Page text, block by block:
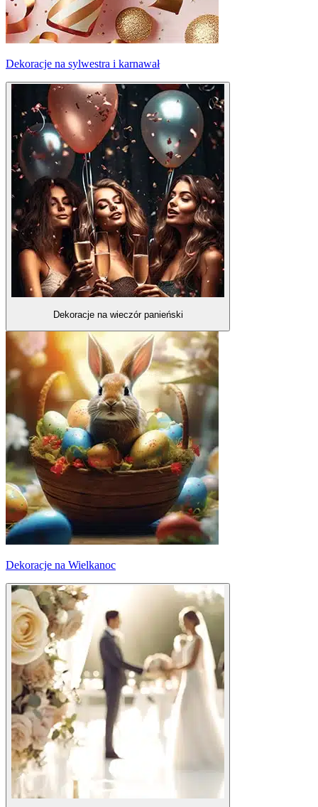
Dekoracje na sylwestra i karnawał
Dekoracje na wieczór panieński
Dekoracje na Wielkanoc